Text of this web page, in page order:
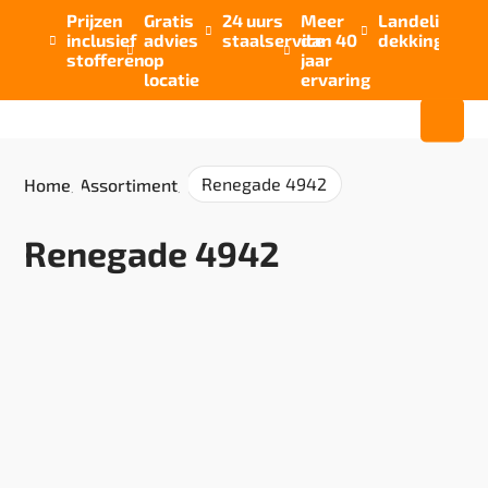

Prijzen
inclusief
stofferen

Gratis
advies
op
locatie

24 uurs
staalservice

Meer
dan 40
jaar
ervaring

Landelijke
dekking
Home Assortiment Renegade 4942
Renegade 4942